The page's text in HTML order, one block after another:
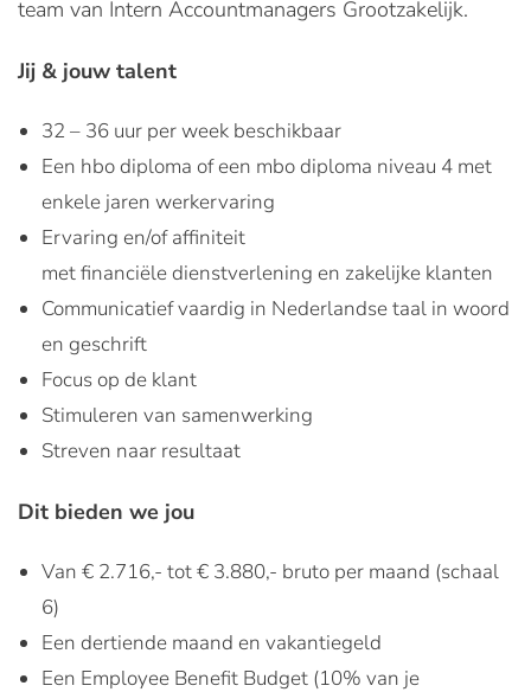
team van Intern Accountmanagers Grootzakelijk.
Jij & jouw talent
32 – 36 uur per week beschikbaar
Een hbo diploma of een mbo diploma niveau 4 met
enkele jaren werkervaring
Ervaring en/of affiniteit
met financiële dienstverlening en zakelijke klanten
Communicatief vaardig in Nederlandse taal in woord
en geschrift
Focus op de klant
Stimuleren van samenwerking
Streven naar resultaat
Dit bieden we jou
Van € 2.716,- tot € 3.880,- bruto per maand (schaal
6)
Een dertiende maand en vakantiegeld
Een Employee Benefit Budget (10% van je